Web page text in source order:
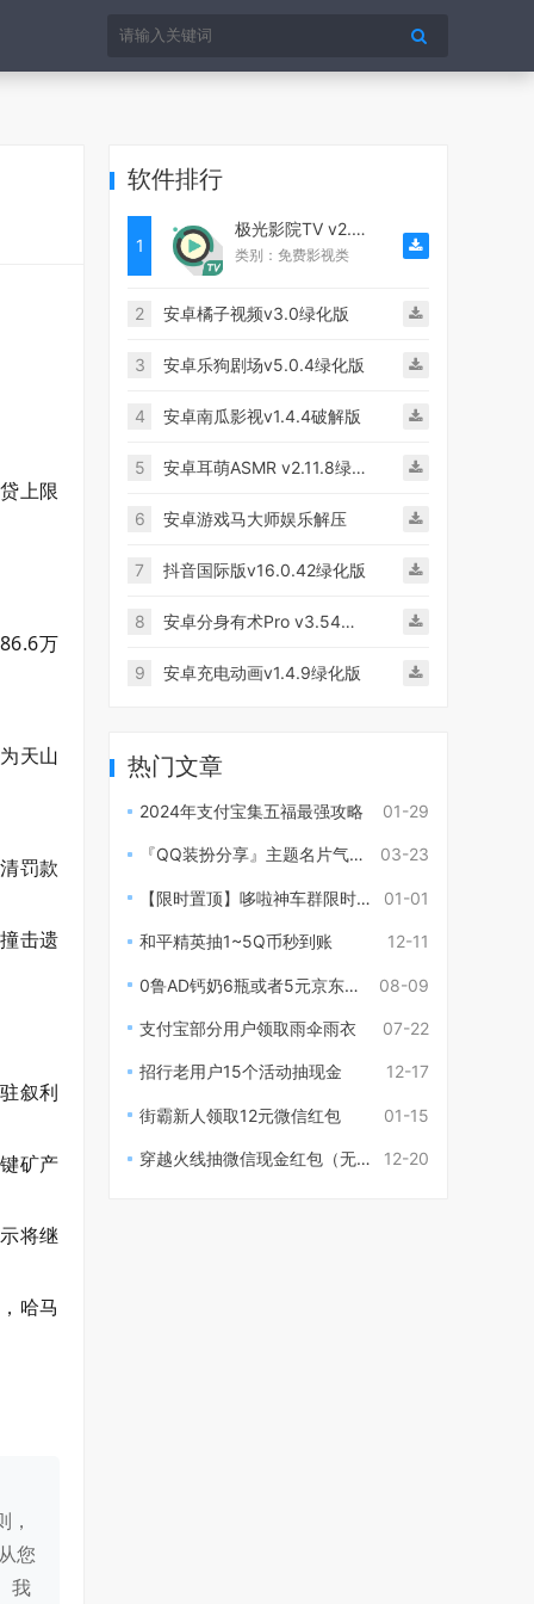
上限
万
天山
罚款
击遗
叙利
矿产
将继
哈马
您
我
软件排行
1
极光影院TV v2.3.2破解版
类别：免费影视类
2 安卓橘子视频v3.0绿化版
3 安卓乐狗剧场v5.0.4绿化版
4 安卓南瓜影视v1.4.4破解版
5 安卓耳萌ASMR v2.11.8绿化版
6 安卓游戏马大师娱乐解压
7 抖音国际版v16.0.42绿化版
8 安卓分身有术Pro v3.54破解版
9 安卓充电动画v1.4.9绿化版
热门文章
01-29
2024年支付宝集五福最强攻略
03-23
『QQ装扮分享』主题名片气泡背景等
01-01
【限时置顶】哆啦神车群限时开放中！
12-11
和平精英抽1~5Q币秒到账
08-09
0鲁AD钙奶6瓶或者5元京东e卡
07-22
支付宝部分用户领取雨伞雨衣
12-17
招行老用户15个活动抽现金
01-15
街霸新人领取12元微信红包
12-20
穿越火线抽微信现金红包（无需登录）